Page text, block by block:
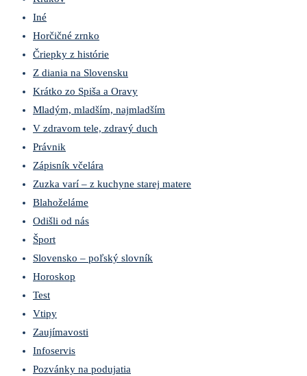
Iné
Horčičné zrnko
Čriepky z histórie
Z diania na Slovensku
Krátko zo Spiša a Oravy
Mladým, mladším, najmladším
V zdravom tele, zdravý duch
Právnik
Zápisník včelára
Zuzka varí – z kuchyne starej matere
Blahoželáme
Odišli od nás
Šport
Slovensko – poľský slovník
Horoskop
Test
Vtipy
Zaujímavosti
Infoservis
Pozvánky na podujatia